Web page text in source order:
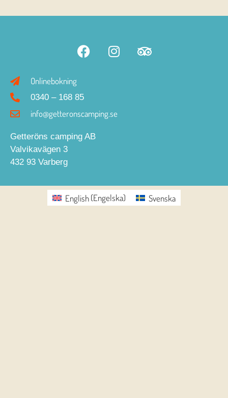
Onlinebokning
0340 – 168 85
info@getteronscamping.se
Getteröns camping AB
Valvikavägen 3
432 93 Varberg
English(Engelska) Svenska